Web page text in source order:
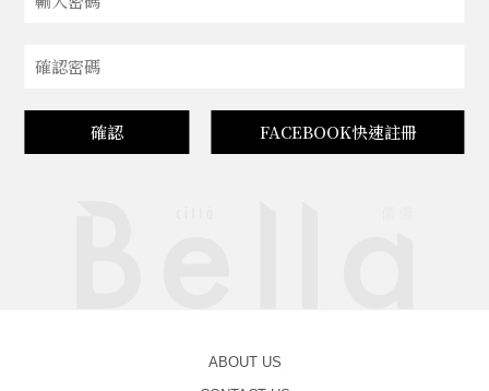
確認 FACEBOOK快速註冊
ABOUT US